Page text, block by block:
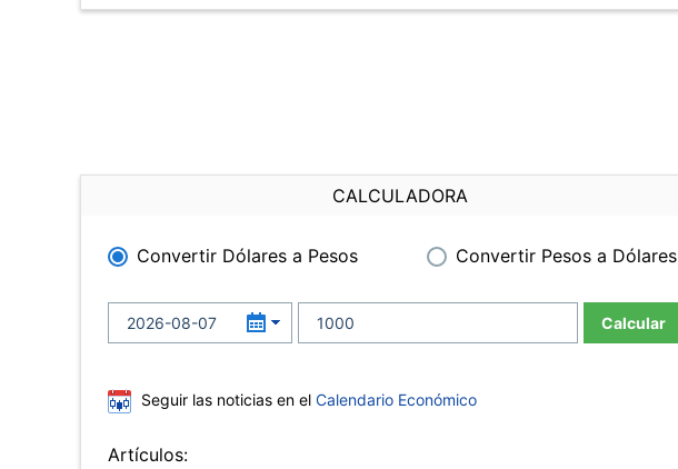
CALCULADORA
Convertir Dólares a Pesos Convertir Pesos a Dólares
Calcular
Seguir las noticias en el Calendario Económico
Artículos: